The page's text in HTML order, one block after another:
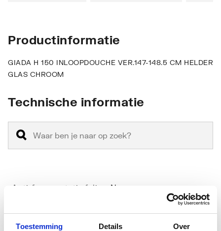
Toestemming Details Over
Productinformatie
GIADA H 150 INLOOPDOUCHE VER.147-148.5 CM HELDER
GLAS CHROOM
Technische informatie
Anti-fragmentatie folie Nee